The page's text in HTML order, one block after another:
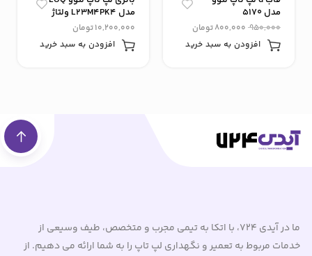
مدل 5170
950,000
800,000تومان
افزودن به سبد خرید
مدل L23M4PK4 ولتاژ
باتری ۱۵.۴۴ ولت
میلی آمپر
10,200,000تومان
افزودن به سبد خرید
ما در آیدی 724، با اتکا به تیمی مجرب و متخصص، طیف وسیعی از
خدمات مربوط به تعمیر و نگهداری لپ تاپ را به شما ارائه می دهیم. از